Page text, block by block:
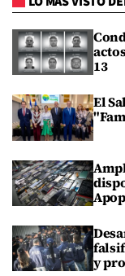
13
El
y